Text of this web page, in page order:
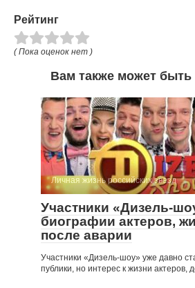
Рейтинг
( Пока оценок нет )
Вам также может быть
Личная жизнь российских звезд
Участники «Дизель-
биографии актеров,
после аварии
Участники «Дизель-шоу» уже давно
публики, но интерес к жизни актеров,